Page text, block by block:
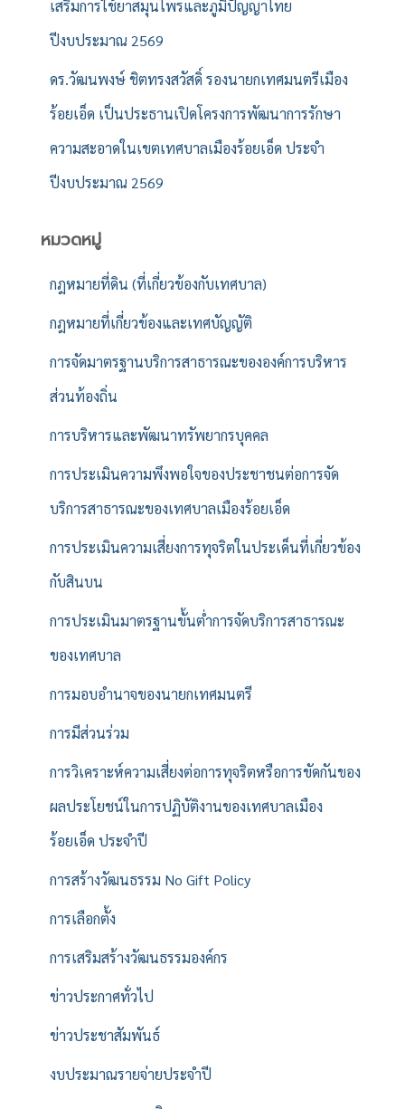
เสริมการใช้ยาสมุนไพรและภูมิปัญญาไทย
ปีงบประมาณ 2569
ดร.วัฒนพงษ์ ชิตทรงสวัสดิ์ รองนายกเทศมนตรีเมือง
ร้อยเอ็ด เป็นประธานเปิดโครงการพัฒนาการรักษา
ความสะอาดในเขตเทศบาลเมืองร้อยเอ็ด ประจำ
ปีงบประมาณ 2569
หมวดหมู่
กฎหมายที่ดิน (ที่เกี่ยวข้องกับเทศบาล)
กฎหมายที่เกี่ยวข้องและเทศบัญญัติ
การจัดมาตรฐานบริการสาธารณะขององค์การบริหาร
ส่วนท้องถิ่น
การบริหารและพัฒนาทรัพยากรบุคคล
การประเมินความพึงพอใจของประชาชนต่อการจัด
บริการสาธารณะของเทศบาลเมืองร้อยเอ็ด
การประเมินความเสี่ยงการทุจริตในประเด็นที่เกี่ยวข้อง
กับสินบน
การประเมินมาตรฐานขั้นต่ำการจัดบริการสาธารณะ
ของเทศบาล
การมอบอำนาจของนายกเทศมนตรี
การมีส่วนร่วม
การวิเคราะห์ความเสี่ยงต่อการทุจริตหรือการขัดกันของ
ผลประโยชน์ในการปฏิบัติงานของเทศบาลเมือง
ร้อยเอ็ด ประจำปี
การสร้างวัฒนธรรม No Gift Policy
การเลือกตั้ง
การเสริมสร้างวัฒนธรรมองค์กร
ข่าวประกาศทั่วไป
ข่าวประชาสัมพันธ์
งบประมาณรายจ่ายประจำปี